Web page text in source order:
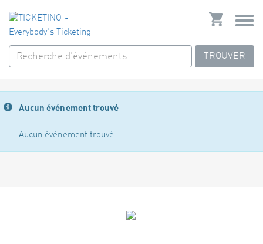
TROUVER
Aucun événement trouvé
Aucun événement trouvé